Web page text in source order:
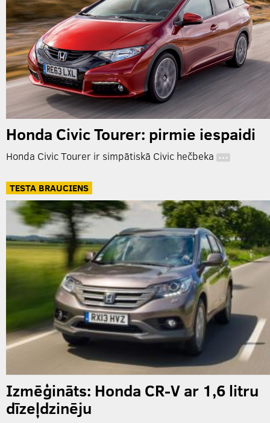
Honda Civic Tourer: pirmie iespaidi
Honda Civic Tourer ir simpātiskā Civic hečbeka …
TESTA BRAUCIENS
Izmēģināts: Honda CR-V ar 1,6 litru
dīzeļdzinēju